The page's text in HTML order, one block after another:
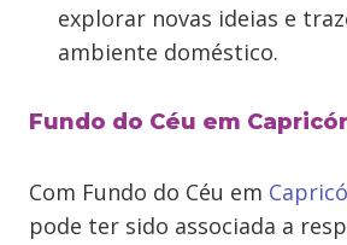
explorar novas ideias e
ambiente doméstico.
Fundo do Céu em
Com Fundo do Céu em
pode ter sido associada a